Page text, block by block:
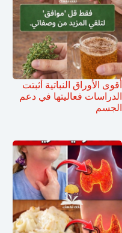
أقوى الأوراق النباتية أثبتت
الدراسات فعاليتها في دعم
الجسم